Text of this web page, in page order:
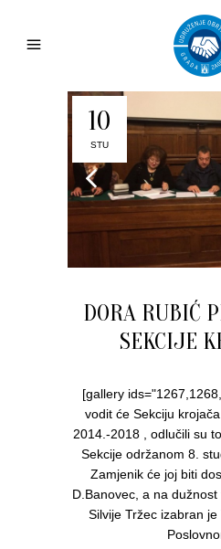
10
STU
DORA RUBIĆ
SEKCIJE
[gallery
vodit će Sekciju
2014.-2018 , odlučili su
Sekcije održanom 8.
Zamjenik će joj biti
D.Banovec, a na dužnost
Silvije Tržec izabran je